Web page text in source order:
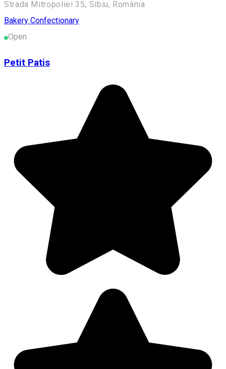
Strada Mitropoliei 35, Sibiu, România
Bakery Confectionary
Open
Petit Patis